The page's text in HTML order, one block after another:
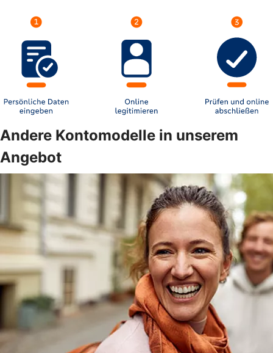
Andere Kontomodelle in unserem
Angebot